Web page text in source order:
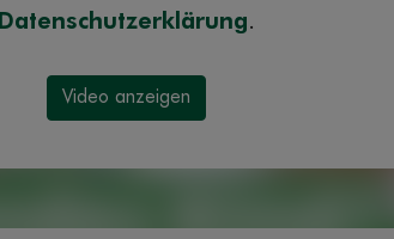
Datenschutzerklärung.